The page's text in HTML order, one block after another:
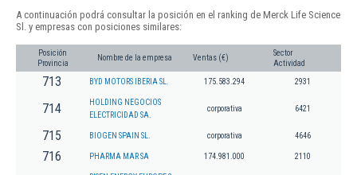
A continuación podrá consultar la posición en el ranking de Merck Life Science
Sl. y empresas con posiciones similares:
Posición
Provincia
Nombre de la empresa Ventas (€)
Sector
Actividad
713 BYD MOTORS IBERIA SL. 175.583.294 2931
714
HOLDING NEGOCIOS
ELECTRICIDAD SA.
corporativa 6421
715 BIOGEN SPAIN SL. corporativa 4646
716 PHARMA MAR SA 174.981.000 2110